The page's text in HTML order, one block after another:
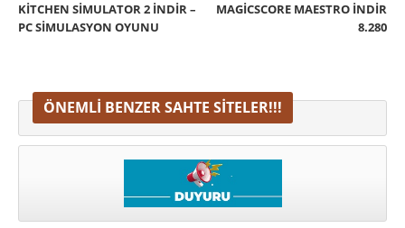
KITCHEN SIMULATOR 2 İNDIR –
PC SIMULASYON OYUNU
MAGICSCORE MAESTRO İNDIR
8.280
ÖNEMLI BENZER SAHTE SITELER!!!